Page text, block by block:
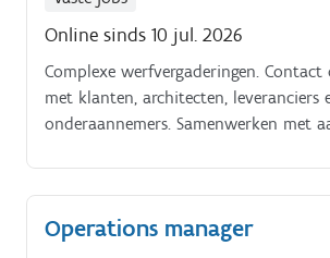
Online sinds 10 jul. 2026
Complexe werfvergaderingen.
met klanten, architecten, leveranciers
onderaannemers. Samenwerken met
architectuurplannen naar technisch
oplossingen.
Operations manager